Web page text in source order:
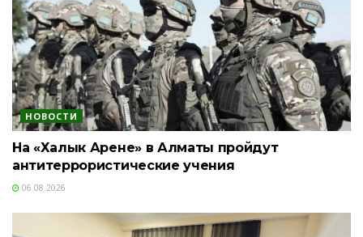
НОВОСТИ
На «Халык Арене» в Алматы пройдут
антитеррористические учения
06.08.2026